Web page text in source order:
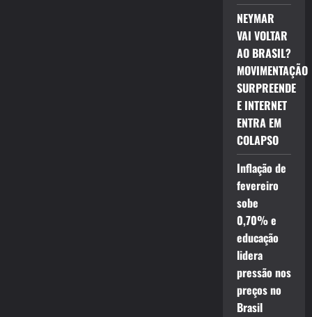
NEYMAR
VAI VOLTAR
AO BRASIL?
MOVIMENTAÇÃO
SURPREENDE
E INTERNET
ENTRA EM
COLAPSO
Inflação de
fevereiro
sobe
0,70% e
educação
lidera
pressão nos
preços no
Brasil